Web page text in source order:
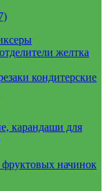
желтка
кондитерские
карандаши для
фруктовых начинок